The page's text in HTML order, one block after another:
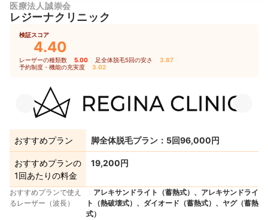
医療法人誠崇会
レジーナクリニック
検証スコア
4.40
レーザーの種類数 5.00 足全体脱毛5回の安さ 3.87
予約制度・機能の充実度 3.02
おすすめプラン 脚全体脱毛プラン：5回96,000円
おすすめプランの
1回あたりの料金
19,200円
おすすめプランで使え
るレーザー（波長）
アレキサンドライト（蓄熱式）、アレキサンドライ
ト（熱破壊式）、ダイオード（蓄熱式）、ヤグ（蓄熱
式）